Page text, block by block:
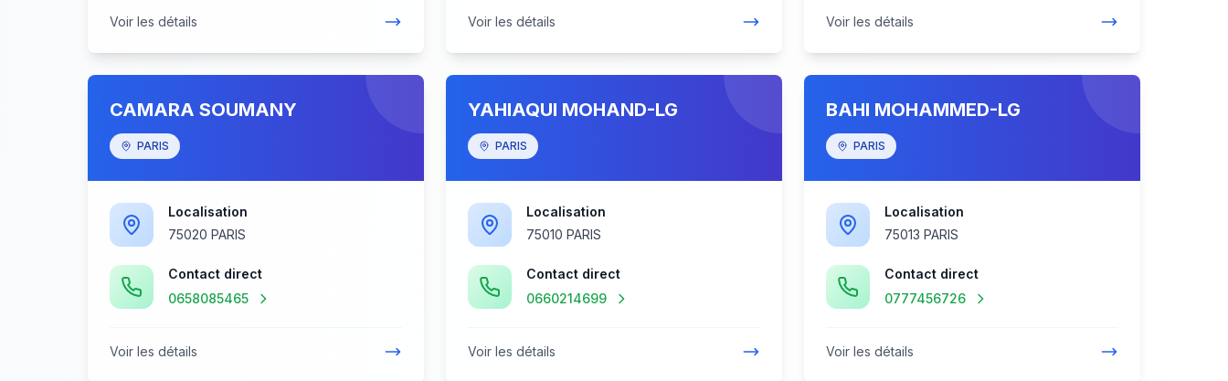
Voir les détails Voir les détails Voir les détails
CAMARA SOUMANY
PARIS
Localisation
75020 PARIS
Contact direct
0658085465
Voir les détails
YAHIAQUI MOHAND-LG
PARIS
Localisation
75010 PARIS
Contact direct
0660214699
Voir les détails
BAHI MOHAMMED-LG
PARIS
Localisation
75013 PARIS
Contact direct
0777456726
Voir les détails